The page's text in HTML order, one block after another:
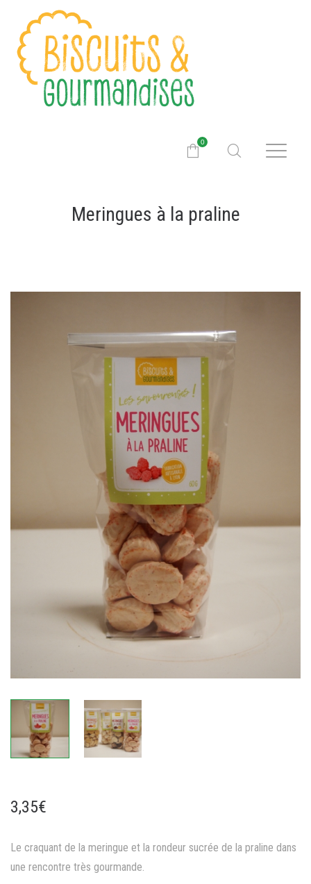
0
Meringues à la praline
3,35€
Le craquant de la meringue et la rondeur sucrée de la praline dans
une rencontre très gourmande.